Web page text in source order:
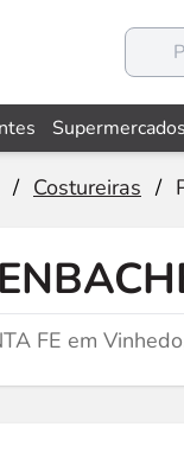
Supermercados
/ Costureiras /
FE em